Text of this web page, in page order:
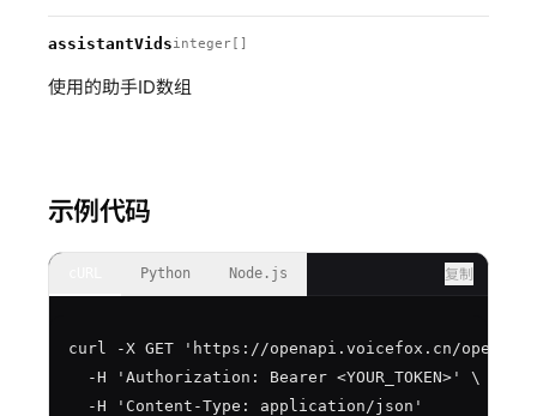
assistantVidsinteger[]
使用的助手ID数组
示例代码
Python Node.js 复制
curl -X GET 'https://openapi.voicefox.cn/
  -H 'Authorization: Bearer <YOUR_TOKEN>' \
  -H 'Content-Type: application/json'